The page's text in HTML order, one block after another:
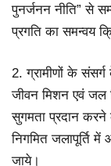
पुनर्जनन नीति” से
प्रगति का समन्वय
2. ग्रामीणों के
जीवन मिशन एवं जल
सुगमता प्रदान करने
निगमित जलापूर्ति
जाये।